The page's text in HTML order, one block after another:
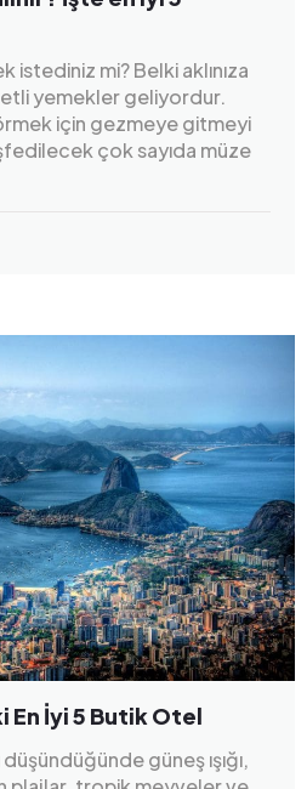
istediniz mi? Belki aklınıza
yemekler geliyordur.
için gezmeye gitmeyi
çok sayıda müze
En İyi 5 Butik Otel
güneş ışığı,